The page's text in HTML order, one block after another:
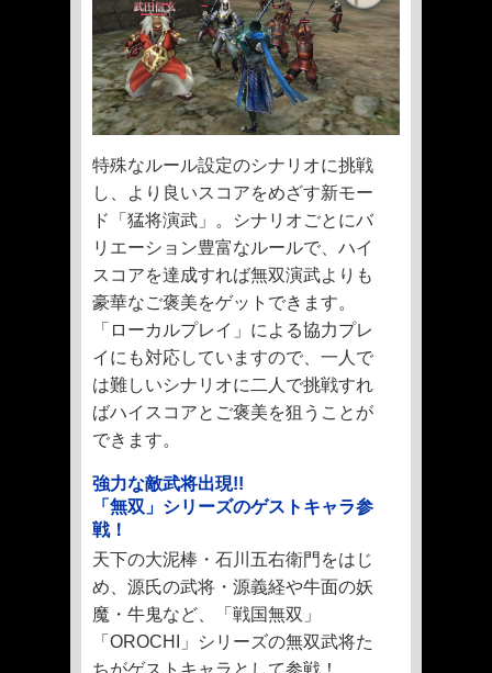
特殊なルール設定のシナリオに挑戦
し、より良いスコアをめざす新モー
ド「猛将演武」。シナリオごとにバ
リエーション豊富なルールで、ハイ
スコアを達成すれば無双演武よりも
豪華なご褒美をゲットできます。
「ローカルプレイ」による協力プレ
イにも対応していますので、一人で
は難しいシナリオに二人で挑戦すれ
ばハイスコアとご褒美を狙うことが
できます。
強力な敵武将出現!!
「無双」シリーズのゲストキャラ参
戦！
天下の大泥棒・石川五右衛門をはじ
め、源氏の武将・源義経や牛面の妖
魔・牛鬼など、「戦国無双」
「OROCHI」シリーズの無双武将た
ちがゲストキャラとして参戦！